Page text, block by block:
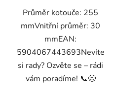
Průměr kotouče: 255
mmVnitřní průměr: 30
mmEAN:
5904067443693Nevíte
si rady? Ozvěte se – rádi
vám poradíme! 📞😊